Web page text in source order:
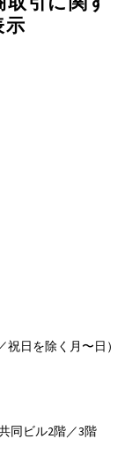
示
祝日を除く月〜日）
同ビル2階／3階